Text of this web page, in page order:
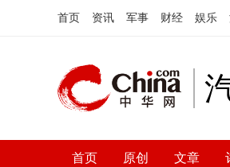
首页 资讯 军事 财经 娱乐
首页 原创 文章